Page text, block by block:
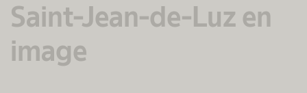
Saint-Jean-de-Luz en
image